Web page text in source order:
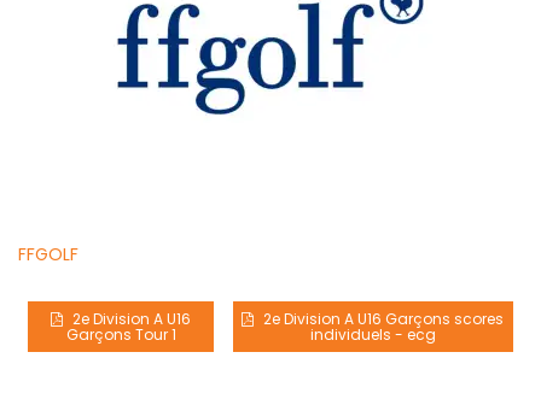
FFGOLF
2e Division A U16
Garçons Tour 1
2e Division A U16 Garçons scores
individuels - ecg